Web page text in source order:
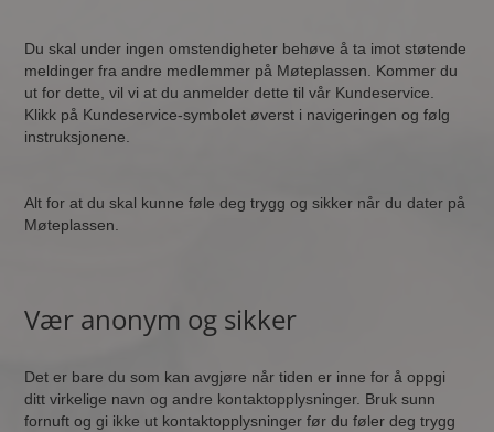
Du skal under ingen omstendigheter behøve å ta imot støtende
meldinger fra andre medlemmer på Møteplassen. Kommer du
ut for dette, vil vi at du anmelder dette til vår Kundeservice.
Klikk på Kundeservice-symbolet øverst i navigeringen og følg
instruksjonene.
Alt for at du skal kunne føle deg trygg og sikker når du dater på
Møteplassen.
Vær anonym og sikker
Det er bare du som kan avgjøre når tiden er inne for å oppgi
ditt virkelige navn og andre kontaktopplysninger. Bruk sunn
fornuft og gi ikke ut kontaktopplysninger før du føler deg trygg